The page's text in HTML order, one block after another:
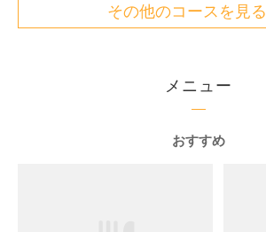
その他のコースを見る
メニュー
おすすめ